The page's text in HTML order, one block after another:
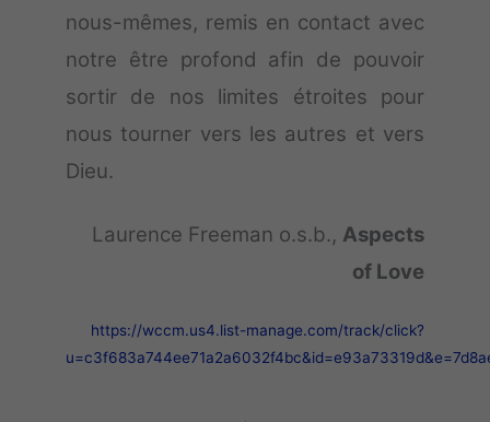
nous-mêmes, remis en contact avec
notre être profond afin de pouvoir
sortir de nos limites étroites pour
nous tourner vers les autres et vers
Dieu.
Laurence Freeman o.s.b., Aspects
of Love
https://wccm.us4.list-manage.com/track/click?